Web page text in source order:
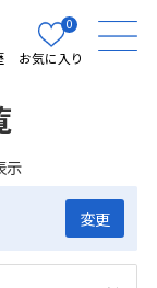
0
お気に入り
示
変更